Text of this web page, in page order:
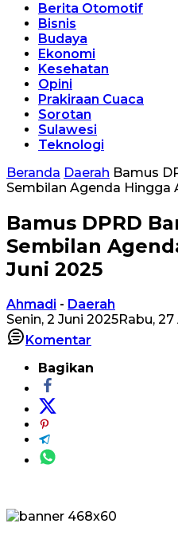
Berita Otomotif
Bisnis
Budaya
Ekonomi
Kesehatan
Opini
Prakiraan Cuaca
Sorotan
Sulawesi
Teknologi
Beranda Daerah Bamus
Sembilan Agenda Hingga
Bamus DPRD
Sembilan
Juni 2025
Ahmadi - Daerah
Senin, 2 Juni 2025Rabu,
Komentar
Bagikan